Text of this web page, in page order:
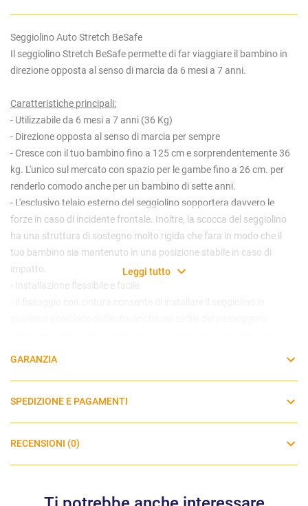
Seggiolino Auto Stretch BeSafe
Il seggiolino Stretch BeSafe permette di far viaggiare il bambino in
direzione opposta al senso di marcia da 6 mesi a 7 anni.
Caratteristiche principali:
- Utilizzabile da 6 mesi a 7 anni (36 Kg)
- Direzione opposta al senso di marcia per sempre
- Cresce con il tuo bambino fino a 125 cm e sorprendentemente 36
kg. L'unico sul mercato con spazio per le gambe fino a 26 cm. per
renderlo comodo anche per un bambino di sette anni.
- L'esclusivo telaio esterno del seggiolino sopportera davvero le
forze in caso di incidente frontale. Inoltre, la scocca del seggiolino
ha una struttura di sostegno molto rigida che fara in modo che il
tuo bambino sia mantenuto in una posizione stabile in caso di
impatto.
- Installazione flessibile e facile
- Il poggiatesta puo essere regolato in altezza in 10 posizioni
Peso del prodotto: 11,5 Kg
Leggi tutto
GARANZIA
SPEDIZIONE E PAGAMENTI
RECENSIONI (0)